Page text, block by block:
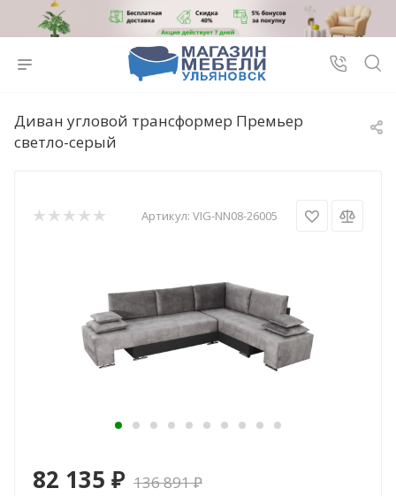
Диван угловой трансформер Премьер
светло-серый
Артикул: VIG-NN08-26005
82 135 ₽ 136 891₽